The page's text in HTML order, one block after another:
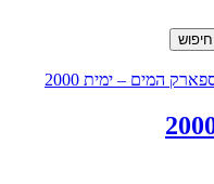
חיפוש